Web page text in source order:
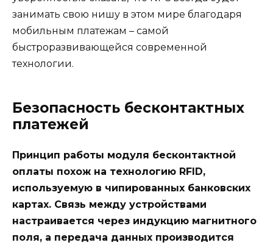
занимать свою нишу в этом мире благодаря
мобильным платежам – самой
быстроразвивающейся современной
технологии.
Безопасность бесконтактных
платежей
Принцип работы модуля бесконтактной
оплаты похож на технологию RFID,
используемую в чипированных банковских
картах. Связь между устройствами
настраивается через индукцию магнитного
поля, а передача данных производится